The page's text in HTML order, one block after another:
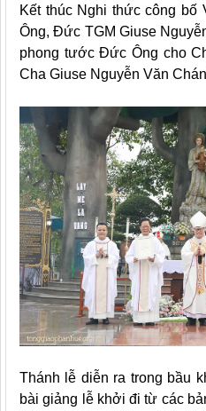
Kết thúc Nghi thức công
Ông, Đức TGM Giuse
phong tước Đức Ông cho
Cha Giuse Nguyễn Văn
Thánh lễ diễn ra trong bầu
bài giảng lễ khởi đi từ các